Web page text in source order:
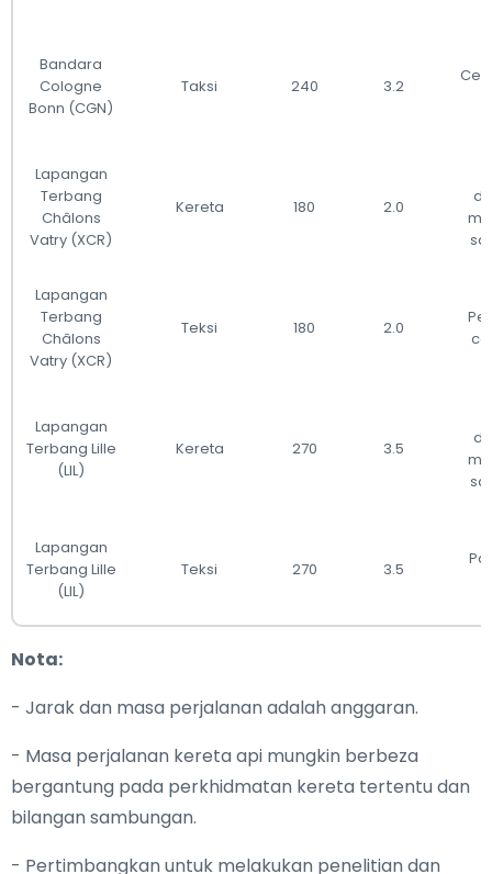
Bandara
Cologne
Bonn (CGN)
Taksi 240 3.2
Lapangan
Terbang
Châlons
Vatry (XCR)
Kereta 180 2.0
Lapangan
Terbang
Châlons
Vatry (XCR)
Teksi 180 2.0
Lapangan
Terbang Lille
(LIL)
Kereta 270 3.5
Lapangan
Terbang Lille
(LIL)
Teksi 270 3.5
Nota:
- Jarak dan masa perjalanan adalah anggaran.
- Masa perjalanan kereta api mungkin berbeza
bergantung pada perkhidmatan kereta tertentu dan
bilangan sambungan.
- Pertimbangkan untuk melakukan penelitian dan